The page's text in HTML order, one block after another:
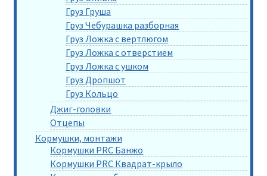
Груз Груша
Груз Чебурашка разборная
Груз Ложка с вертлюгом
Груз Ложка с отверстием
Груз Ложка с ушком
Груз Дропшот
Груз Кольцо
Джиг-головки
Отцепы
Кормушки, монтажи
Кормушки PRC Банжо
Кормушки PRC Квадрат-крыло